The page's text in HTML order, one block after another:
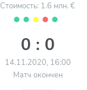
Стоимость: 1.6 млн. €
⬤ ⬤ ⬤ ⬤ ⬤
0 : 0
14.11.2020, 16:00
Матч окончен